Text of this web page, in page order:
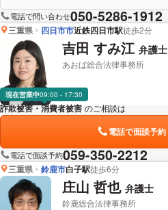
電話で問い合わせ050-5286-1912
三重県 四日市市近鉄四日市駅徒歩2分
吉田 すみ江 弁護士
あおば総合法律事務所
現在営業中09:00 - 17:30
詐欺被害・消費者被害 のご相談は
電話で面談予約
電話で面談予約059-350-2212
三重県 鈴鹿市白子駅徒歩6分
庄山 哲也 弁護士
鈴鹿総合法律事務所